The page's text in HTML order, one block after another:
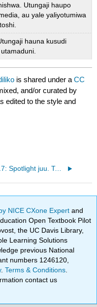
Utungaji haupo
au yale yaliyotumiwa
hauna kusudi
is shared under aCC
and/or curated by
edited to the style and
18.7: Spotlight juu. Teknolojia
NICE CXone Expertand
Open Textbook Pilot
the UC Davis Library,
Learning Solutions
previous National
numbers 1246120,
.Terms & Conditions
contact us